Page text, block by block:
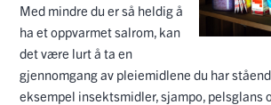
Med mindre du er så heldig å
ha et oppvarmet salrom, kan
det være lurt å ta en
gjennomgang av pleiemidlene du har
eksempel insektsmidler, sjampo, pelsglans